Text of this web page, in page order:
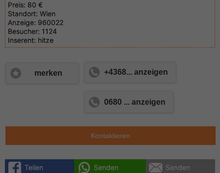
Preis: 80 €
Standort: Wien
Anzeige: 960022
Besucher: 1124
Inserent: hitze
merken +4368... anzeigen
0680 ... anzeigen
Kontaktieren
Teilen Senden Senden